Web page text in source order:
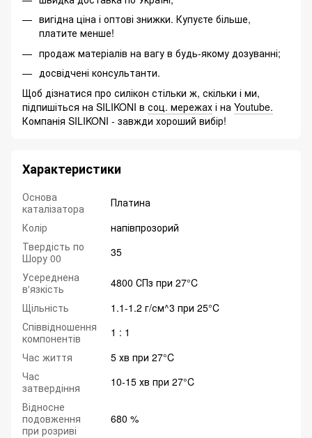
вигідна ціна і оптові знижки. Купуєте більше,
платите менше!
продаж матеріалів на вагу в будь-якому дозуванні;
досвідчені консультанти.
Щоб дізнатися про силікон стільки ж, скільки і ми,
підпишіться на SILIKONI в соц. мережах і на Youtube.
Компанія SILIKONI - завжди хороший вибір!
Характеристики
Основа
каталізатора
Платина
Колір
напівпрозорий
Твердість по
Шору 00
35
Усереднена
в'язкість
4800 СПз при 27°C
Щільність
1.1-1.2 г/см^3 при 25°C
Співвідношення
компонентів
1 : 1
Час життя
5 хв при 27°C
Час
затвердіння
10-15 хв при 27°C
Відносне
подовження
при розриві
680 %